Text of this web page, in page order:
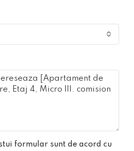
formular sunt de acord cu